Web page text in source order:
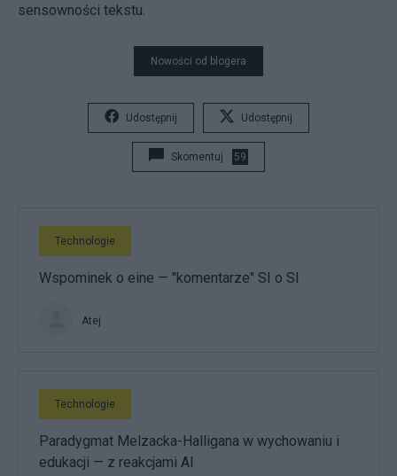
sensowności tekstu.
Nowości od blogera
Udostępnij Udostępnij
Skomentuj 59
Technologie
Wspominek o eine — "komentarze" SI o SI
Atej
Technologie
Paradygmat Melzacka-Halligana w wychowaniu i
edukacji — z reakcjami AI